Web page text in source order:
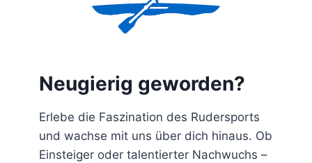
Neugierig geworden?
Erlebe die Faszination des Rudersports
und wachse mit uns über dich hinaus. Ob
Einsteiger oder talentierter Nachwuchs –